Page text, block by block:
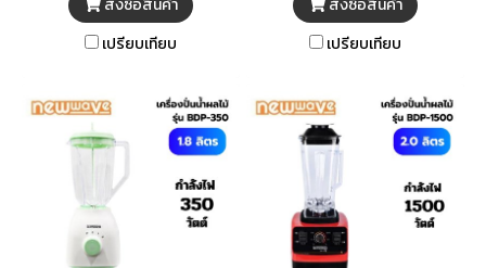
พร้อมไฟแสดงสถานะการทำงาน
และหูจับที่ออกแบบมาจับถนัดไม่
ประหยัดพื้นที่ แถมยังพกพาสะดวก
อีกทั้งยังมีฝาแก้วใส ช่วยให้มอง
เห็นด้านในได้ เสริมฟังก์ชันการใช้
งานอีกขั้นด้วยซึ้ง รองรับการทำ
เมนูนึ่ง เพื่อสร้างสรรค์เมนูโปรด
ของคุณให้ดูน่ารับประทาน
สั่งซื้อสินค้า
เปรียบเทียบ
ผักผลไม้ต่าง ๆ ไปจนถึงเครื่องเทศ
และยังสามารถปรับระดับความเร็ว
ออกแบบมาให้มีความทันสมัยเพื่อ
การใช้งานที่สะดวกด้ามจับถนัด
กระชับมือ ทำให้ง่ายต่อการเท
สามารถถอดโถปั่นออกมาทำความ
สะอาดได้อย่างสะดวกสบาย
พร้อมตอบโจทย์ทุกไลฟ์สไตล์ของ
สั่งซื้อสินค้า
เปรียบเทียบ